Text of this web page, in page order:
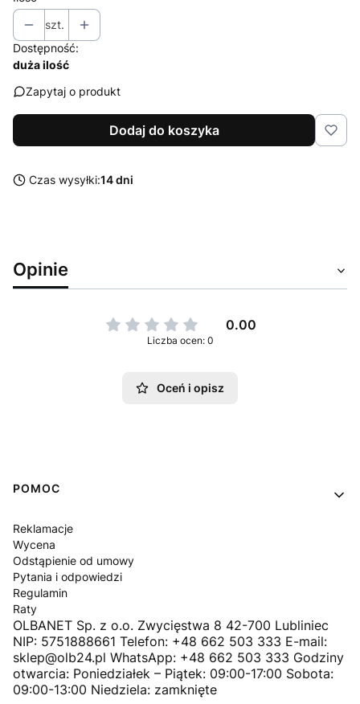
szt.
Dostępność:
duża ilość
Zapytaj o produkt
Dodaj do koszyka
Czas wysyłki:14 dni
Opinie
0.00
Liczba ocen: 0
Oceń i opisz
Linki w stopce
POMOC
Reklamacje
Wycena
Odstąpienie od umowy
Pytania i odpowiedzi
Regulamin
Raty
OLBANET Sp. z o.o. Zwycięstwa 8 42-700 Lubliniec
NIP: 5751888661 Telefon: +48 662 503 333 E-mail:
sklep@olb24.pl WhatsApp: +48 662 503 333 Godziny
otwarcia: Poniedziałek – Piątek: 09:00-17:00 Sobota:
09:00-13:00 Niedziela: zamknięte